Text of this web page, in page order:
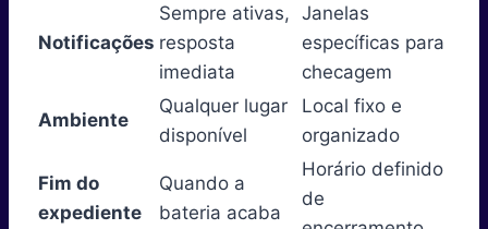
Notificações
Sempre ativas,
resposta
imediata
Janelas
específicas para
checagem
Ambiente
Qualquer lugar
disponível
Local fixo e
organizado
Fim do
expediente
Quando a
bateria acaba
Horário definido
de